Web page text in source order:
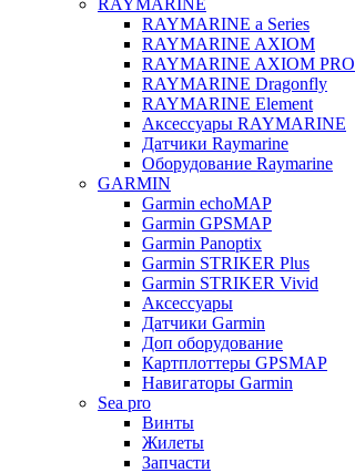
RAYMARINE
RAYMARINE a Series
RAYMARINE AXIOM
RAYMARINE AXIOM PRO
RAYMARINE Dragonfly
RAYMARINE Element
Аксессуары RAYMARINE
Датчики Raymarine
Оборудование Raymarine
GARMIN
Garmin echoMAP
Garmin GPSMAP
Garmin Panoptix
Garmin STRIKER Plus
Garmin STRIKER Vivid
Аксессуары
Датчики Garmin
Доп оборудование
Картплоттеры GPSMAP
Навигаторы Garmin
Sea pro
Винты
Жилеты
Запчасти